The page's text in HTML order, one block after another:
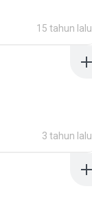
15 tahun lalu
3 tahun lalu